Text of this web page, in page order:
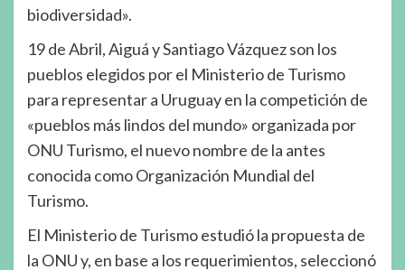
biodiversidad».
19 de Abril, Aiguá y Santiago Vázquez son los
pueblos elegidos por el Ministerio de Turismo
para representar a Uruguay en la competición de
«pueblos más lindos del mundo» organizada por
ONU Turismo, el nuevo nombre de la antes
conocida como Organización Mundial del
Turismo.
El Ministerio de Turismo estudió la propuesta de
la ONU y, en base a los requerimientos, seleccionó